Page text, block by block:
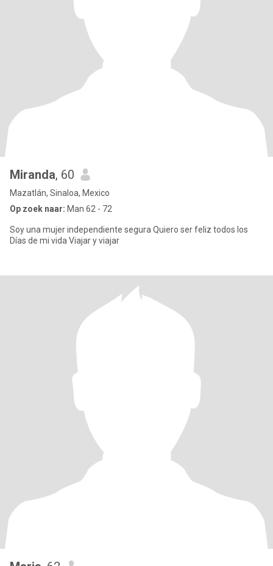
Miranda, 60
Mazatlán, Sinaloa, Mexico
Op zoek naar: Man 62 - 72
Soy una mujer independiente segura Quiero ser feliz todos los
Días de mi vida Viajar y viajar